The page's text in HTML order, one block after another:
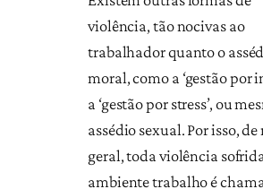
violência, tão nocivas ao
trabalhador quanto o
moral, como a ‘gestão por
a ‘gestão por stress’, ou
assédio sexual. Por isso,
geral, toda violência
ambiente trabalho é